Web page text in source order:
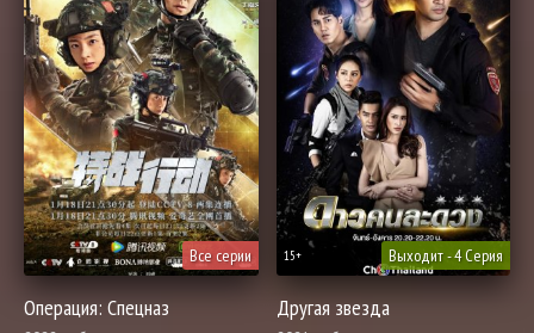
Все серии
Операция: Спецназ
Выходит - 4 Серия
15+
Другая звезда